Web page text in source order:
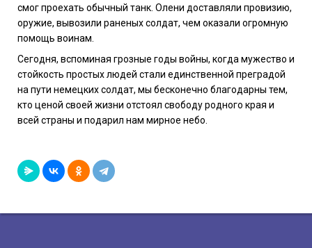
смог проехать обычный танк. Олени доставляли провизию,
оружие, вывозили раненых солдат, чем оказали огромную
помощь воинам.
Сегодня, вспоминая грозные годы войны, когда мужество и
стойкость простых людей стали единственной преградой
на пути немецких солдат, мы бесконечно благодарны тем,
кто ценой своей жизни отстоял свободу родного края и
всей страны и подарил нам мирное небо.